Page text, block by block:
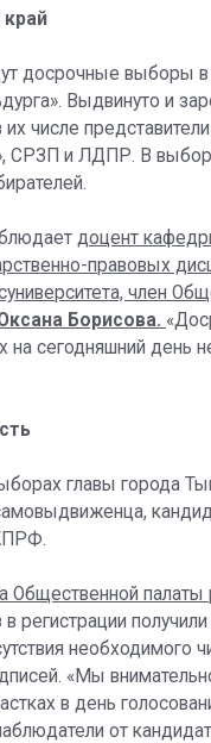
край
досрочные выборы в
Выдвинуто и
числе
СРЗП и ЛДПР. В
доцент
правовых
член
Борисова.
на сегодняшний день
главы города
Общественной палаты
в регистрации
необходимого
«Мы
в день
от